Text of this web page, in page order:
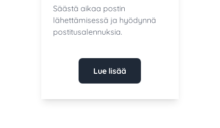
Säästä aikaa postin
lähettämisessä ja hyödynnä
postitusalennuksia.
Lue lisää